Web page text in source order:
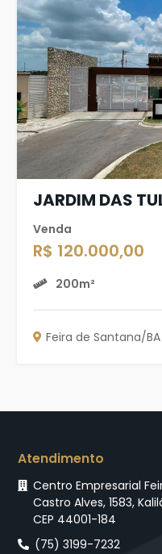
JARDIM DAS
Venda
R$ 120.000,00
200m²
Feira de Santana/BA
Atendimento
Centro Empresarial
Castro Alves, 1583,
CEP 44001-184
(75) 3199-7232